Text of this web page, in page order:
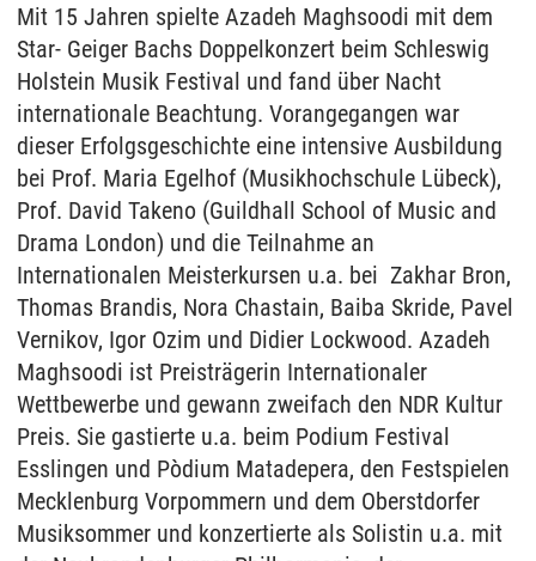
Mit 15 Jahren spielte Azadeh Maghsoodi mit dem
Star- Geiger Bachs Doppelkonzert beim Schleswig
Holstein Musik Festival und fand über Nacht
internationale Beachtung. Vorangegangen war
dieser Erfolgsgeschichte eine intensive Ausbildung
bei Prof. Maria Egelhof (Musikhochschule Lübeck),
Prof. David Takeno (Guildhall School of Music and
Drama London) und die Teilnahme an
Internationalen Meisterkursen u.a. bei Zakhar Bron,
Thomas Brandis, Nora Chastain, Baiba Skride, Pavel
Vernikov, Igor Ozim und Didier Lockwood. Azadeh
Maghsoodi ist Preisträgerin Internationaler
Wettbewerbe und gewann zweifach den NDR Kultur
Preis. Sie gastierte u.a. beim Podium Festival
Esslingen und Pòdium Matadepera, den Festspielen
Mecklenburg Vorpommern und dem Oberstdorfer
Musiksommer und konzertierte als Solistin u.a. mit